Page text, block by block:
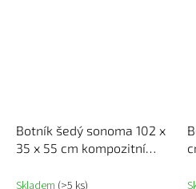
Botník šedý sonoma 102 x
35 x 55 cm kompozitní
Skladem (>5 ks)